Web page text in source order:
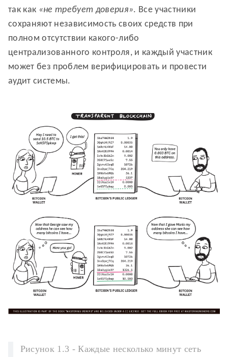
так как «не требует доверия». Все участники
сохраняют независимость своих средств при
полном отсутствии какого-либо
централизованного контроля, и каждый участник
может без проблем верифицировать и провести
аудит системы.
Рисунок 1.3 - Каждые несколько минут сеть